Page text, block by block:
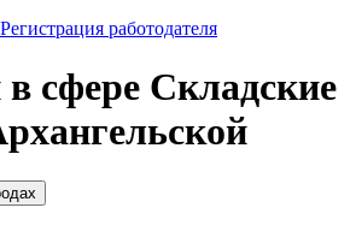
Регистрация работодателя
сфере Складские